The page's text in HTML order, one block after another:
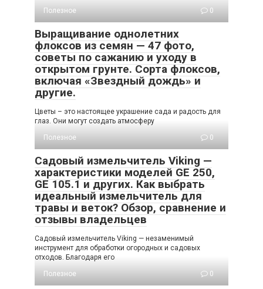
Полезное 0
Выращивание однолетних
флоксов из семян — 47 фото,
советы по сажанию и уходу в
открытом грунте. Сорта флоксов,
включая «Звездный дождь» и
другие.
Цветы – это настоящее украшение сада и радость для
глаз. Они могут создать атмосферу
Полезное
0
Садовый измельчитель Viking —
характеристики моделей GE 250,
GE 105.1 и других. Как выбрать
идеальный измельчитель для
травы и веток? Обзор, сравнение и
отзывы владельцев
Садовый измельчитель Viking — незаменимый
инструмент для обработки огородных и садовых
отходов. Благодаря его
Полезное
0